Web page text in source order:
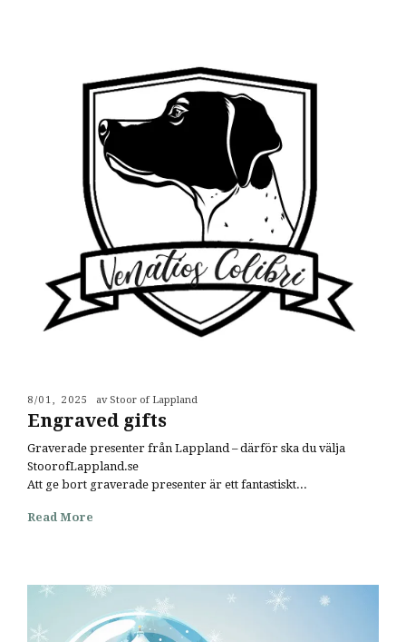
8/01, 2025 av Stoor of Lappland
Engraved gifts
Graverade presenter från Lappland – därför ska du välja
StoorofLappland.se
Att ge bort graverade presenter är ett fantastiskt...
Read More